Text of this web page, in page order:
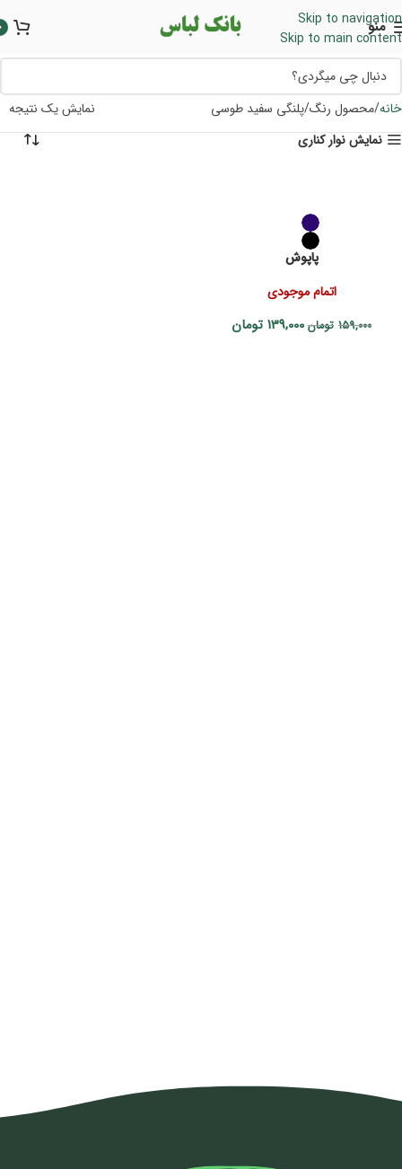
Skip to navigation
Skip to main content
منو
خانه محصول رنگ پلنگی سفید طوسی
نمایش یک نتیجه
نمایش نوار کناری
پاپوش
اتمام موجودی
159,000 تومان 139,000 تومان